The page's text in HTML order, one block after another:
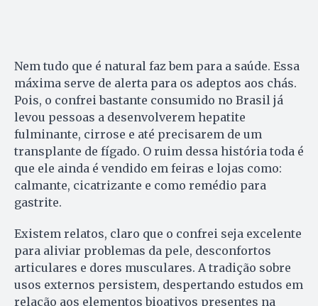
Nem tudo que é natural faz bem para a saúde. Essa
máxima serve de alerta para os adeptos aos chás.
Pois, o confrei bastante consumido no Brasil já
levou pessoas a desenvolverem hepatite
fulminante, cirrose e até precisarem de um
transplante de fígado. O ruim dessa história toda é
que ele ainda é vendido em feiras e lojas como:
calmante, cicatrizante e como remédio para
gastrite.
Existem relatos, claro que o confrei seja excelente
para aliviar problemas da pele, desconfortos
articulares e dores musculares. A tradição sobre
usos externos persistem, despertando estudos em
relação aos elementos bioativos presentes na